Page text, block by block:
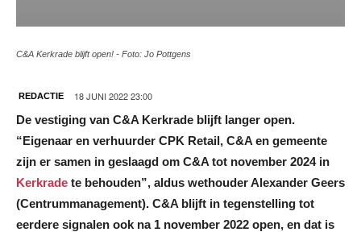
C&A Kerkrade blijft open! - Foto: Jo Pottgens
REDACTIE 18 JUNI 2022 23:00
De vestiging van C&A Kerkrade blijft langer open.
“Eigenaar en verhuurder CPK Retail, C&A en gemeente
zijn er samen in geslaagd om C&A tot november 2024 in
Kerkrade te behouden”, aldus wethouder Alexander Geers
(Centrummanagement). C&A blijft in tegenstelling tot
eerdere signalen ook na 1 november 2022 open, en dat is